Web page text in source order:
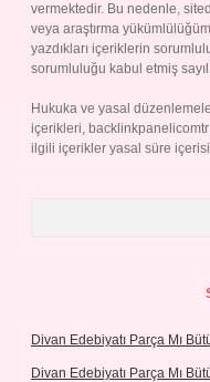
vermektedir. Bu nedenle,
veya araştırma
yazdıkları içeriklerin
sorumluluğu kabul etmiş
Hukuka ve yasal
içerikleri,
ilgili içerikler yasal süre
Divan Edebiyatı Parça Mı
Divan Edebiyatı Parça Mı